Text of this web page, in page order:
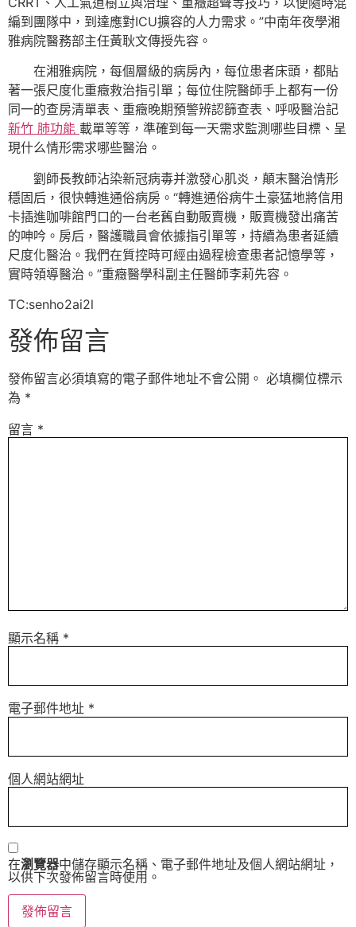
編到團隊中，到達應對ICU擴容的人力需求。”中南年夜學湘
雅病院醫務部主任黃耿文傳授先容。
在湘雅病院，每個層級的病房內，每位患者床頭，都貼
著一張尺度化重癥救治指引單；每位住院醫師手上都有一份
同一的查房清單表、重癥晚期預警辨認篩查表、呼吸醫治記
新竹 肺功能 載單等等，準確到每一天需求監測哪些目標、呈
現什么情形需求哪些醫治。
劉師長教師沾染新冠病毒并激發心肌炎，顛末醫治情形
穩固后，很快轉進通俗病房。“轉進通俗病牛土豪猛地將信用
卡插進咖啡館門口的一台老舊自動販賣機，販賣機發出痛苦
的呻吟。房后，醫護職員會依據指引單等，持續為患者延續
尺度化醫治。我們在質控時可經由過程檢查患者記憶學等，
實時領導醫治。”重癥醫學科副主任醫師李莉先容。
TC:senho2ai2l
發佈留言
發佈留言必須填寫的電子郵件地址不會公開。 必填欄位標示
為 *
留言 *
顯示名稱 *
電子郵件地址 *
個人網站網址
在瀏覽器中儲存顯示名稱、電子郵件地址及個人網站網址，
以供下次發佈留言時使用。